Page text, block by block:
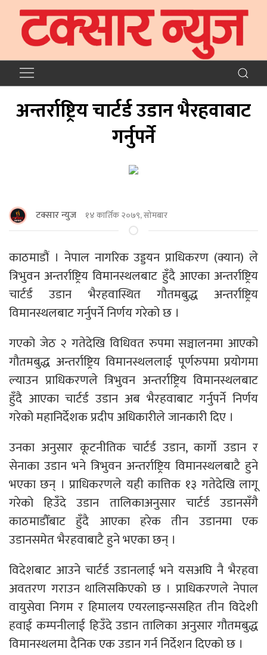
अन्तर्राष्ट्रिय चार्टर्ड उडान भैरहवाबाट
गर्नुपर्ने
टक्सार न्युज १४ कार्तिक २०७९, सोमबार
काठमाडौं । नेपाल नागरिक उड्डयन प्राधिकरण (क्यान) ले
त्रिभुवन अन्तर्राष्ट्रिय विमानस्थलबाट हुँदै आएका अन्तर्राष्ट्रिय
चार्टर्ड उडान भैरहवास्थित गौतमबुद्ध अन्तर्राष्ट्रिय
विमानस्थलबाट गर्नुपर्ने निर्णय गरेको छ ।
गएको जेठ २ गतेदेखि विधिवत रुपमा सञ्चालनमा आएको
गौतमबुद्ध अन्तर्राष्ट्रिय विमानस्थललाई पूर्णरुपमा प्रयोगमा
ल्याउन प्राधिकरणले त्रिभुवन अन्तर्राष्ट्रिय विमानस्थलबाट
हुँदै आएका चार्टर्ड उडान अब भैरहवाबाट गर्नुपर्ने निर्णय
गरेको महानिर्देशक प्रदीप अधिकारीले जानकारी दिए ।
उनका अनुसार कूटनीतिक चार्टर्ड उडान, कार्गो उडान र
सेनाका उडान भने त्रिभुवन अन्तर्राष्ट्रिय विमानस्थलबाटै हुने
भएका छन् । प्राधिकरणले यही कात्तिक १३ गतेदेखि लागू
गरेको हिउँदे उडान तालिकाअनुसार चार्टर्ड उडानसँगै
काठमाडौँबाट हुँदै आएका हरेक तीन उडानमा एक
उडानसमेत भैरहवाबाटै हुने भएका छन् ।
विदेशबाट आउने चार्टर्ड उडानलाई भने यसअघि नै भैरहवा
अवतरण गराउन थालिसकिएको छ । प्राधिकरणले नेपाल
वायुसेवा निगम र हिमालय एयरलाइन्ससहित तीन विदेशी
हवाई कम्पनीलाई हिउँदे उडान तालिका अनुसार गौतमबुद्ध
विमानस्थलमा दैनिक एक उडान गर्न निर्देशन दिएको छ ।